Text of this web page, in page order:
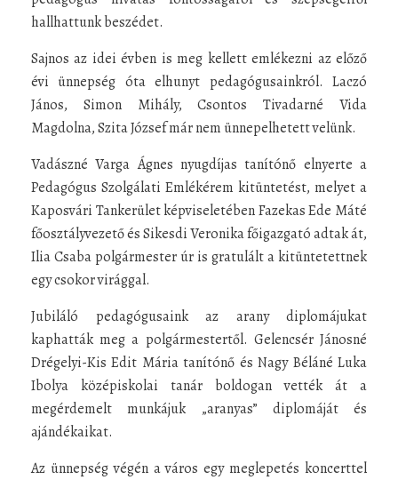
hallhattunk beszédet.
Sajnos az idei évben is meg kellett emlékezni az előző
évi ünnepség óta elhunyt pedagógusainkról. Laczó
János, Simon Mihály, Csontos Tivadarné Vida
Magdolna, Szita József már nem ünnepelhetett velünk.
Vadászné Varga Ágnes nyugdíjas tanítónő elnyerte a
Pedagógus Szolgálati Emlékérem kitüntetést, melyet a
Kaposvári Tankerület képviseletében Fazekas Ede Máté
főosztályvezető és Sikesdi Veronika főigazgató adtak át,
Ilia Csaba polgármester úr is gratulált a kitüntetettnek
egy csokor virággal.
Jubiláló pedagógusaink az arany diplomájukat
kaphatták meg a polgármestertől. Gelencsér Jánosné
Drégelyi-Kis Edit Mária tanítónő és Nagy Béláné Luka
Ibolya középiskolai tanár boldogan vették át a
megérdemelt munkájuk „aranyas” diplomáját és
ajándékaikat.
Az ünnepség végén a város egy meglepetés koncerttel